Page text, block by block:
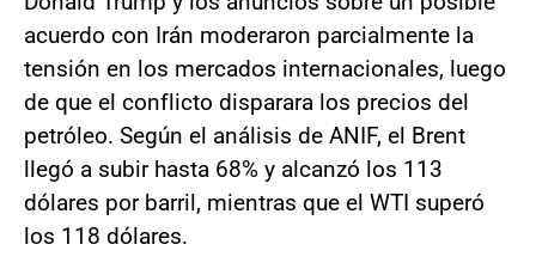
acuerdo con Irán moderaron parcialmente la
tensión en los mercados internacionales, luego
de que el conflicto disparara los precios del
petróleo. Según el análisis de ANIF, el Brent
llegó a subir hasta 68% y alcanzó los 113
dólares por barril, mientras que el WTI superó
los 118 dólares.